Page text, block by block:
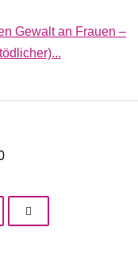
Gewalt an Frauen –